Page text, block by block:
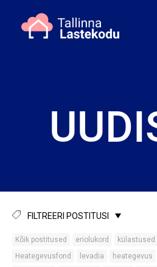
FILTREERI POSTITUSI
Kõik postitused eriolukord külastused
Heategevusfond
levadia heategevus